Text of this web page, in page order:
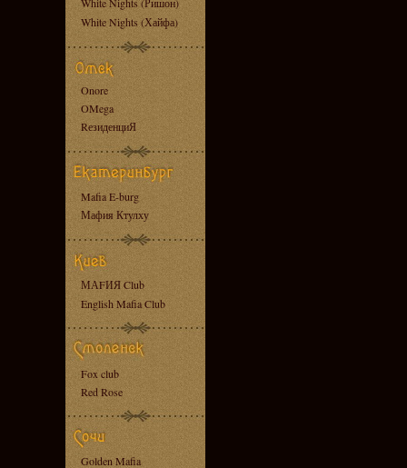
White Nights (Хайфа)
Onore
OMega
RезиденциЯ
Mafia E-burg
Мафия Ктулху
МАFИЯ Club
English Mafia Club
Fox club
Red Rose
Golden Mafia